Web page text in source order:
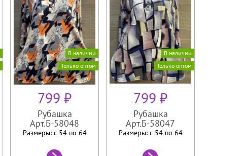
В наличии
Только оптом
799 ₽
Рубашка
Арт.Б-58048
Размеры: с 54 по 64
В наличии
Только оптом
799 ₽
Рубашка
Арт.Б-58047
Размеры: с 54 по 64